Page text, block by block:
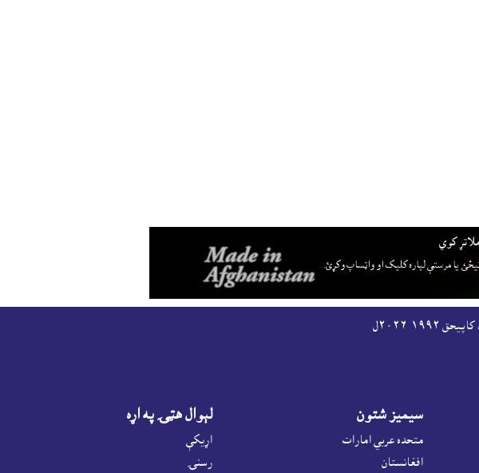
کوي
يا مرستې لپاره کليک او واټساپ وکړئ.
٢٠٢٦ل
سيميز شتون
متحده عربي امارات
افغانستان
لېوال هټۍ په اړه
اړيکې
رسنۍ